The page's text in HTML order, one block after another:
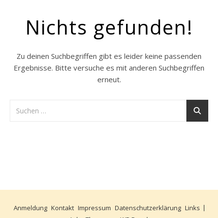
Nichts gefunden!
Zu deinen Suchbegriffen gibt es leider keine passenden
Ergebnisse. Bitte versuche es mit anderen Suchbegriffen
erneut.
Anmeldung Kontakt Impressum Datenschutzerklärung Links